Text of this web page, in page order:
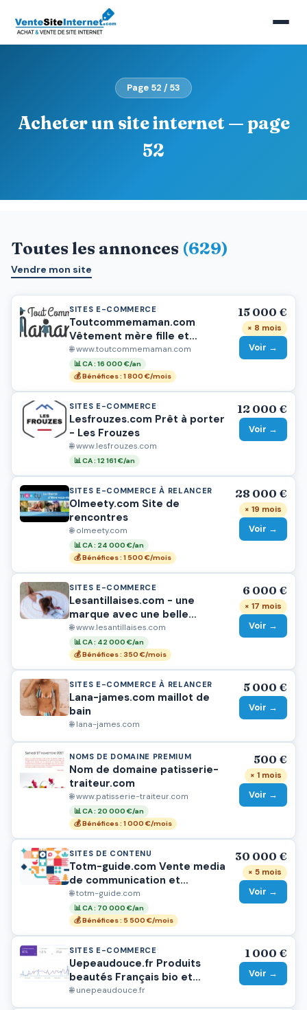
Page 52 / 53
Acheter un site internet — page
52
Toutes les annonces (629)
Vendre mon site
SITES E-COMMERCE
Toutcommemaman.com
Vêtement mère fille et
autres
🌐 www.toutcommemaman.com
📊 CA : 16 000 €/an
💰 Bénéfices : 1 800 €/mois
15 000 €
× 8 mois
Voir →
SITES E-COMMERCE
Lesfrouzes.com Prêt à porter
- Les Frouzes
🌐 www.lesfrouzes.com
📊 CA : 12 161 €/an
12 000 €
Voir →
SITES E-COMMERCE À RELANCER
Olmeety.com Site de
rencontres
🌐 olmeety.com
📊 CA : 24 000 €/an
💰 Bénéfices : 1 500 €/mois
28 000 €
× 19 mois
Voir →
SITES E-COMMERCE
Lesantillaises.com - une
marque avec une belle
notoriété
🌐 www.lesantillaises.com
📊 CA : 42 000 €/an
💰 Bénéfices : 350 €/mois
6 000 €
× 17 mois
Voir →
SITES E-COMMERCE À RELANCER
Lana-james.com maillot de
bain
🌐 lana-james.com
5 000 €
Voir →
NOMS DE DOMAINE PREMIUM
Nom de domaine patisserie-
traiteur.com
🌐 www.patisserie-traiteur.com
📊 CA : 20 000 €/an
💰 Bénéfices : 1 000 €/mois
500 €
× 1 mois
Voir →
SITES DE CONTENU
Totm-guide.com Vente media
de communication et
d'information
🌐 totm-guide.com
📊 CA : 70 000 €/an
💰 Bénéfices : 5 500 €/mois
30 000 €
× 5 mois
Voir →
SITES E-COMMERCE
Uepeaudouce.fr Produits
beautés Français bio et
vegan
🌐 unepeaudouce.fr
1 000 €
Voir →